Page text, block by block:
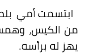
ابتسمت أمي
من الكيس،
يهز له برأسه.